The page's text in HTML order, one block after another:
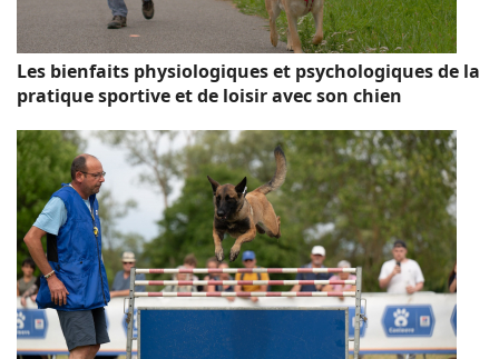
Les bienfaits physiologiques et psychologiques de la
pratique sportive et de loisir avec son chien